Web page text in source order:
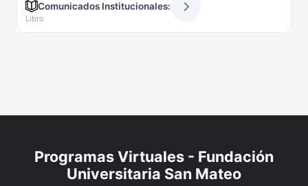
Comunicados Institucionales:
Libro
Programas Virtuales - Fundación
Universitaria San Mateo